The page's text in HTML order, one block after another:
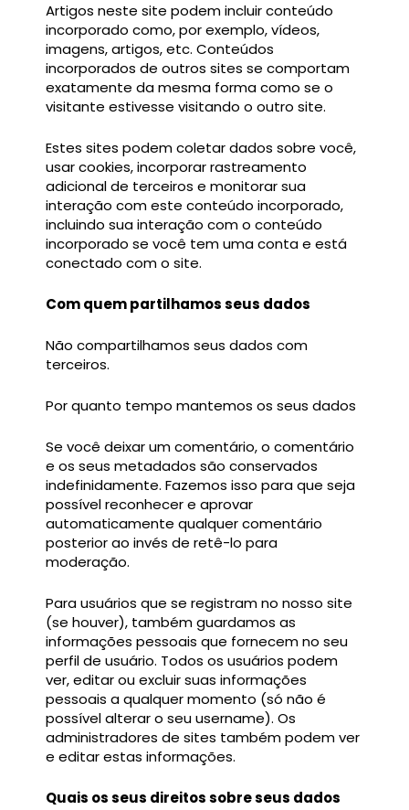
Artigos neste site podem incluir conteúdo
incorporado como, por exemplo, vídeos,
imagens, artigos, etc. Conteúdos
incorporados de outros sites se comportam
exatamente da mesma forma como se o
visitante estivesse visitando o outro site.
Estes sites podem coletar dados sobre você,
usar cookies, incorporar rastreamento
adicional de terceiros e monitorar sua
interação com este conteúdo incorporado,
incluindo sua interação com o conteúdo
incorporado se você tem uma conta e está
conectado com o site.
Com quem partilhamos seus dados
Não compartilhamos seus dados com
terceiros.
Por quanto tempo mantemos os seus dados
Se você deixar um comentário, o comentário
e os seus metadados são conservados
indefinidamente. Fazemos isso para que seja
possível reconhecer e aprovar
automaticamente qualquer comentário
posterior ao invés de retê-lo para
moderação.
Para usuários que se registram no nosso site
(se houver), também guardamos as
informações pessoais que fornecem no seu
perfil de usuário. Todos os usuários podem
ver, editar ou excluir suas informações
pessoais a qualquer momento (só não é
possível alterar o seu username). Os
administradores de sites também podem ver
e editar estas informações.
Quais os seus direitos sobre seus dados